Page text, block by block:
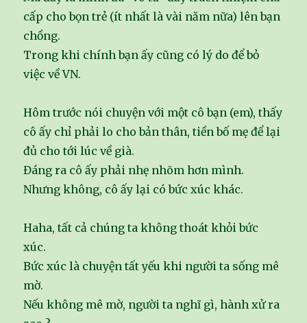
cấp cho bọn trẻ (ít nhất là vài năm nữa) lên bạn
chồng.
Trong khi chính bạn ấy cũng có lý do để bỏ
việc về VN.
Hôm trước nói chuyện với một cô bạn (em), thấy
cô ấy chỉ phải lo cho bản thân, tiền bố mẹ để lại
đủ cho tới lúc về già.
Đáng ra cô ấy phải nhẹ nhõm hơn mình.
Nhưng không, cô ấy lại có bức xúc khác.
Haha, tất cả chúng ta không thoát khỏi bức
xúc.
Bức xúc là chuyện tất yếu khi người ta sống mê
mờ.
Nếu không mê mờ, người ta nghĩ gì, hành xử ra